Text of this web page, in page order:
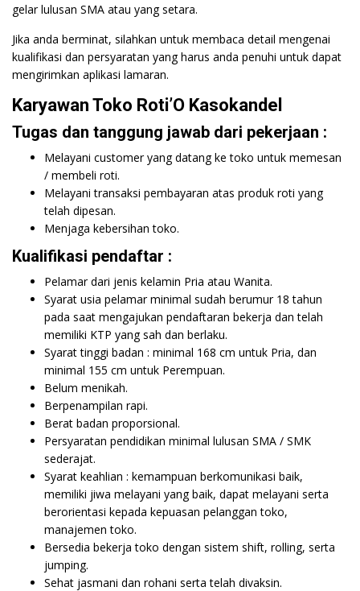
gelar lulusan SMA atau yang setara.
Jika anda berminat, silahkan untuk membaca detail mengenai
kualifikasi dan persyaratan yang harus anda penuhi untuk dapat
mengirimkan aplikasi lamaran.
Karyawan Toko Roti’O Kasokandel
Tugas dan tanggung jawab dari pekerjaan :
Melayani customer yang datang ke toko untuk memesan
/ membeli roti.
Melayani transaksi pembayaran atas produk roti yang
telah dipesan.
Menjaga kebersihan toko.
Kualifikasi pendaftar :
Pelamar dari jenis kelamin Pria atau Wanita.
Syarat usia pelamar minimal sudah berumur 18 tahun
pada saat mengajukan pendaftaran bekerja dan telah
memiliki KTP yang sah dan berlaku.
Syarat tinggi badan : minimal 168 cm untuk Pria, dan
minimal 155 cm untuk Perempuan.
Belum menikah.
Berpenampilan rapi.
Berat badan proporsional.
Persyaratan pendidikan minimal lulusan SMA / SMK
sederajat.
Syarat keahlian : kemampuan berkomunikasi baik,
memiliki jiwa melayani yang baik, dapat melayani serta
berorientasi kepada kepuasan pelanggan toko,
manajemen toko.
Bersedia bekerja toko dengan sistem shift, rolling, serta
jumping.
Sehat jasmani dan rohani serta telah divaksin.